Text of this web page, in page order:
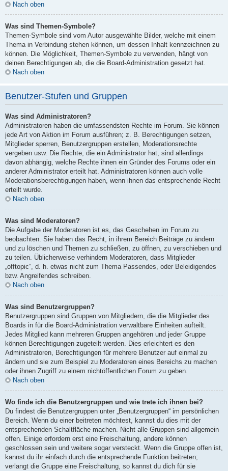
Nach oben
Was sind Themen-Symbole?
Themen-Symbole sind vom Autor ausgewählte Bilder, welche mit einem
Thema in Verbindung stehen können, um dessen Inhalt kennzeichnen zu
können. Die Möglichkeit, Themen-Symbole zu verwenden, hängt von
deinen Berechtigungen ab, die die Board-Administration gesetzt hat.
Nach oben
Benutzer-Stufen und Gruppen
Was sind Administratoren?
Administratoren haben die umfassendsten Rechte im Forum. Sie können
jede Art von Aktion im Forum ausführen; z. B. Berechtigungen setzen,
Mitglieder sperren, Benutzergruppen erstellen, Moderationsrechte
vergeben usw. Die Rechte, die ein Administrator hat, sind allerdings
davon abhängig, welche Rechte ihnen ein Gründer des Forums oder ein
anderer Administrator erteilt hat. Administratoren können auch volle
Moderationsberechtigungen haben, wenn ihnen das entsprechende Recht
erteilt wurde.
Nach oben
Was sind Moderatoren?
Die Aufgabe der Moderatoren ist es, das Geschehen im Forum zu
beobachten. Sie haben das Recht, in ihrem Bereich Beiträge zu ändern
und zu löschen und Themen zu schließen, zu öffnen, zu verschieben und
zu teilen. Üblicherweise verhindern Moderatoren, dass Mitglieder
„offtopic“, d. h. etwas nicht zum Thema Passendes, oder Beleidigendes
bzw. Angreifendes schreiben.
Nach oben
Was sind Benutzergruppen?
Benutzergruppen sind Gruppen von Mitgliedern, die die Mitglieder des
Boards in für die Board-Administration verwaltbare Einheiten aufteilt.
Jedes Mitglied kann mehreren Gruppen angehören und jeder Gruppe
können Berechtigungen zugeteilt werden. Dies erleichtert es den
Administratoren, Berechtigungen für mehrere Benutzer auf einmal zu
ändern und sie zum Beispiel zu Moderatoren eines Bereichs zu machen
oder ihnen Zugriff zu einem nichtöffentlichen Forum zu geben.
Nach oben
Wo finde ich die Benutzergruppen und wie trete ich ihnen bei?
Du findest die Benutzergruppen unter „Benutzergruppen“ im persönlichen
Bereich. Wenn du einer beitreten möchtest, kannst du dies mit der
entsprechenden Schaltfläche machen. Nicht alle Gruppen sind allgemein
offen. Einige erfordern erst eine Freischaltung, andere können
geschlossen sein und weitere sogar versteckt. Wenn die Gruppe offen ist,
kannst du ihr einfach durch die entsprechende Funktion beitreten;
verlangt die Gruppe eine Freischaltung, so kannst du dich für sie